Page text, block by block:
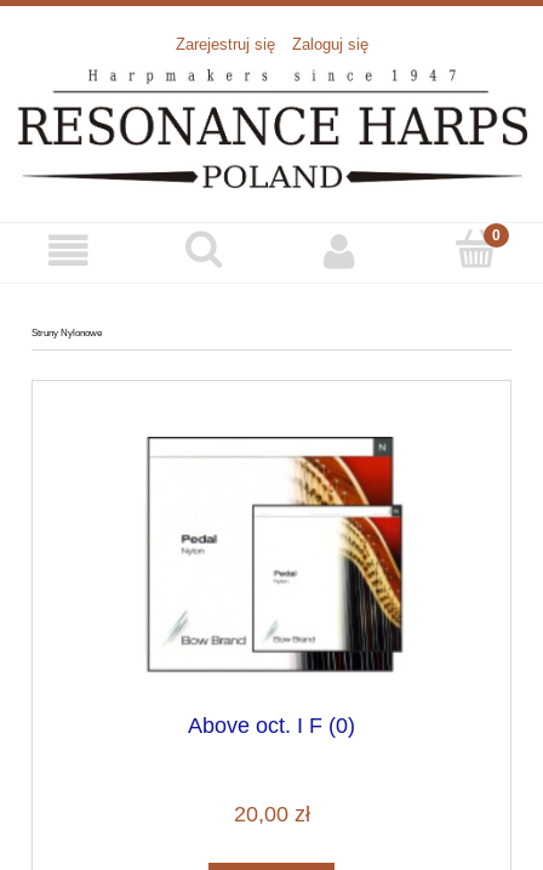
Zarejestruj się Zaloguj się
Struny Nylonowe
Above oct. I F (0)
20,00 zł